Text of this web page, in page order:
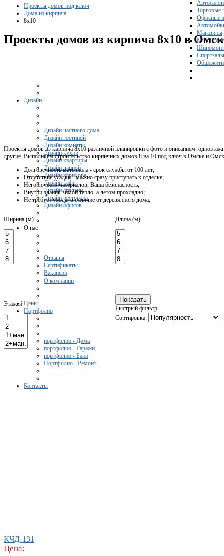
Торговые
Офисные
Магазины
Мини-
Спортзалы
Дизайн
Дизайн частного дома
Дизайн гостиной
Дизайн комнаты
Дизайн кухни
Дизайн квартиры
Дизайн ванной
Дизайн коридора
Дизайн кафе
Дизайн спальни
Дизайн ресторана
Дизайн офисов
О нас
Отзывы
Сертификаты
Вакансии
О компании
Цены
Портфолио
портфолио - Дома
портфолио - Гаражи
портфолио - Бани
Портфолио - Ремонт
Контакты
Проекты домов под ключ
Дома из кирпича
8x10
Проекты домов из кирпича 8х10 в
Проекты домов из кирпича 8х10 различной планировки с фото и описанием:
другие. Выполняем строительство кирпичных домов 8 на 10 под ключ в Омске и
Долговечность материала - срок службы от 100 лет;
Отсутствие усадки - можно сразу приступать к отделке;
Негорючесть материалов, Ваша безопасность;
Внутри здания зимой тепло, а летом прохладно;
Не требует ухода, в отличие от деревянного дома;
Ширина (м) Длина (м)
Этажей
Быстрый фильтр:
Сортировка:
КЧД-131
Цена: